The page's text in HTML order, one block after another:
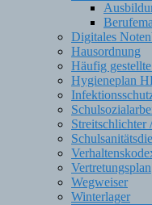
Digitales
Hausordnung
Häufig
Hygieneplan
Streitschlichter
Vertretungsplan
Wegweiser
Winterlager